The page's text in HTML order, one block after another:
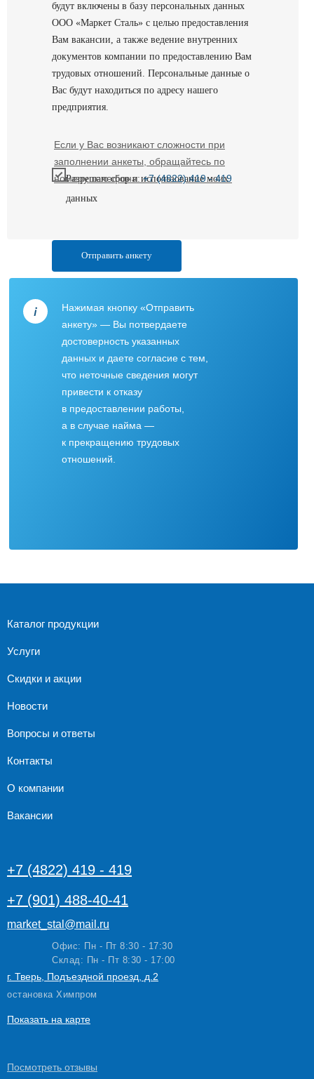
будут включены в базу персональных данных
ООО «Маркет Сталь» с целью предоставления
Вам вакансии, а также ведение внутренних
документов компании по предоставлению Вам
трудовых отношений. Персональные данные о
Вас будут находиться по адресу нашего
предприятия.
Разрешаю сбор и использование моих
данных
Отправить анкету
Нажимая кнопку «Отправить
анкету» — Вы потвердаете
достоверность указанных
данных и даете согласие с тем,
что неточные сведения могут
привести к отказу
в предоставлении работы,
а в случае найма —
к прекращению трудовых
отношений.
Если у Вас возникают сложности при
заполнении анкеты, обращайтесь по
номеру телефона:+7 (4822) 419 - 419
Каталог продукции
Услуги
Скидки и акции
Новости
Вопросы и ответы
Контакты
О компании
Вакансии
+7 (4822) 419 - 419
+7 (901) 488-40-41
Офис: Пн - Пт 8:30 - 17:30
Склад: Пн - Пт 8:30 - 17:00
остановка Химпром
market_stal@mail.ru
Показать на карте
г. Тверь, Подъездной проезд, д.2
Посмотреть отзывы